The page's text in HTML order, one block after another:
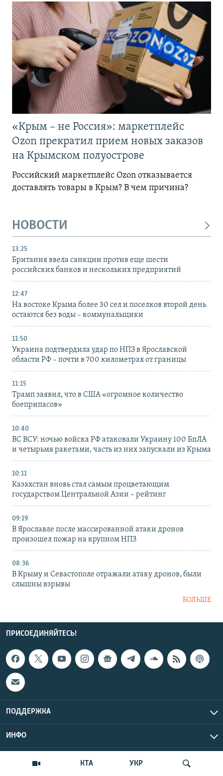
КТА УКР
«Крым – не Россия»: маркетплейс
Ozon прекратил прием новых заказов
на Крымском полуострове
Российский маркетплейс Ozon отказывается
доставлять товары в Крым? В чем причина?
НОВОСТИ
13:25
Британия ввела санкции против еще шести
российских банков и нескольких предприятий
12:47
На востоке Крыма более 30 сел и поселков второй день
остаются без воды – коммунальщики
11:50
Украина подтвердила удар по НПЗ в Ярославской
области РФ – почти в 700 километрах от границы
11:15
Трамп заявил, что в США «огромное количество
боеприпасов»
10:40
ВС ВСУ: ночью войска РФ атаковали Украину 100 БпЛА
и четырьмя ракетами, часть из них запускали из Крыма
10:11
Казахстан вновь стал самым процветающим
государством Центральной Азии – рейтинг
09:19
В Ярославле после массированной атаки дронов
произошел пожар на крупном НПЗ
08:36
В Крыму и Севастополе отражали атаку дронов, были
слышны взрывы
БОЛЬШЕ
ПРИСОЕДИНЯЙТЕСЬ!
ПОДДЕРЖКА
ИНФО
Copyright Крым.Реалии, 2026 | Все права защищены.
UTC+3